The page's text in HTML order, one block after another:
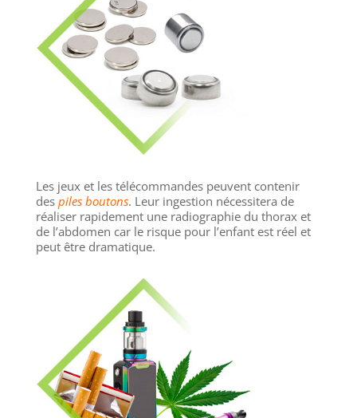
Les jeux et les télécommandes peuvent contenir
des piles boutons. Leur ingestion nécessitera de
réaliser rapidement une radiographie du thorax et
de l’abdomen car le risque pour l’enfant est réel et
peut être dramatique.